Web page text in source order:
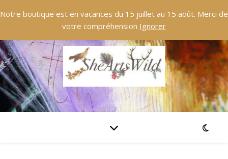
Notre boutique est en vacances du 15 juillet au 15 août. Merci de
votre compréhension Ignorer